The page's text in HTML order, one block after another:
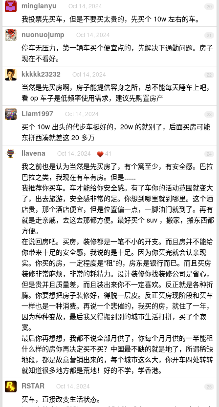
20
minglanyu Oct 14, 2024
我投票先买车，但是不要买太贵的，先买个 10w 左右的车。
21
nuonuojump Oct 14, 2024
停车无压力，第一辆车买个便宜点的，先解决下通勤问题。房子
现在不看好。
22
kkkkk23232 Oct 14, 2024
当然是先买房啊，房子能提供容身之所，总不能每天睡车上吧，
看 op 车子是低频率使用需求，建议先购置房产
23
Liam1997 Oct 14, 2024
买个 10w 出头的代步车挺好的，20w 的就别了，后面买房可能
东拼西凑就差这 20 多万
24
Ilavena Oct 14, 2024 41
我之前也是认为当然是先买房了，有个窝至少，有安全感。巴拉
巴拉之类，我现在有车有房。但是......
我推荐你买车。车才能给你安全感。有了车你的活动范围就变大
了，出去旅游，安全感非常的足。你想到哪里就到哪里。这个酒
店贵，那个酒店便宜，但是位置偏一点，一脚油门就到了。再有
就是走亲戚，去这去那都方便。最好买个 suv ，搬家，搬东西都
方便。
在说回房吧。买房，装修都是一笔不小的开支。而且房并不能给
你带来十足的安全感，我说的是十足。因为你买完就会认亲现
实。你买的房，一定程度是“租”的，房东是银行而已。而且买房
装修非常麻烦，非常的耗精力。设计装修你找装修公司是省心，
但是贵并且质量差，而且装出来你不一定喜欢。反正就是各种折
腾。你要想把房子装修好，得脱一层皮。反正买房现阶段和买车
一样也是一种消费。再说一个悲催的，我买的房，就住了一年，
因为种种变故，最后我又得搬到别的城市生活打拼，买了个寂
寞。
最后你再想想，我都不说全部月供了，你每个月月供的一半能租
什么样的房你再决定买不买？中国最不缺的就是地了，所谓稀缺
地段，都是故意营销出来的，每个城市这么大，你开车四处转转
就知道很多地方都是荒地！好的不学，学香港。
25
RSTAR Oct 14, 2024
买车，直接改变生活状态。